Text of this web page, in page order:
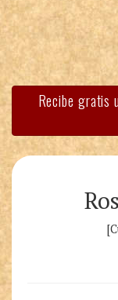
Recibe gratis